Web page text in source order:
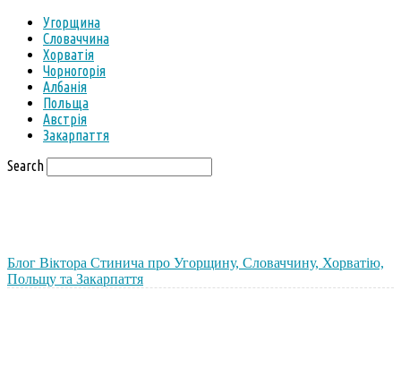
Угорщина
Словаччина
Хорватія
Чорногорія
Албанія
Польща
Австрія
Закарпаття
Search
Блог Віктора Стинича про Угорщину, Словаччину, Хорватію,
Польщу та Закарпаття